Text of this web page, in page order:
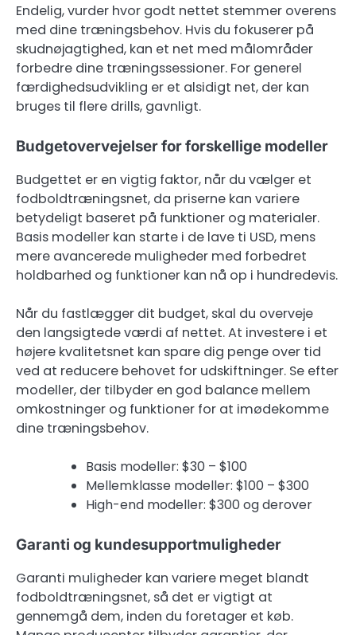
Endelig, vurder hvor godt nettet stemmer overens
med dine træningsbehov. Hvis du fokuserer på
skudnøjagtighed, kan et net med målområder
forbedre dine træningssessioner. For generel
færdighedsudvikling er et alsidigt net, der kan
bruges til flere drills, gavnligt.
Budgetovervejelser for forskellige modeller
Budgettet er en vigtig faktor, når du vælger et
fodboldtræningsnet, da priserne kan variere
betydeligt baseret på funktioner og materialer.
Basis modeller kan starte i de lave ti USD, mens
mere avancerede muligheder med forbedret
holdbarhed og funktioner kan nå op i hundredevis.
Når du fastlægger dit budget, skal du overveje
den langsigtede værdi af nettet. At investere i et
højere kvalitetsnet kan spare dig penge over tid
ved at reducere behovet for udskiftninger. Se efter
modeller, der tilbyder en god balance mellem
omkostninger og funktioner for at imødekomme
dine træningsbehov.
Basis modeller: $30 – $100
Mellemklasse modeller: $100 – $300
High-end modeller: $300 og derover
Garanti og kundesupportmuligheder
Garanti muligheder kan variere meget blandt
fodboldtræningsnet, så det er vigtigt at
gennemgå dem, inden du foretager et køb.